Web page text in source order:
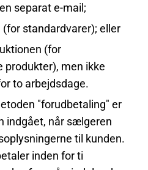
separat e-mail;
standardvarer); eller
(for
produkter), men ikke
to arbejdsdage.
"forudbetaling" er
indgået, når sælgeren
til kunden.
inden for ti